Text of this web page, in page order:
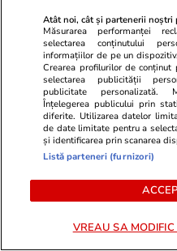
resurse nebănuite, când
impresia că nu vor mai
probleme
Vacanțe și Cultură
Cum să călătoreşti doar
bagajul de mână. Ghid
eficientizarea spaţiului
Atât noi, cât și partenerii noștri
Măsurarea performanței
selectarea conținutului
informațiilor de pe un
Crearea profilurilor de
selectarea publicității
publicitate personalizată.
Înțelegerea publicului prin
diferite. Utilizarea datelor
de date limitate pentru a
și identificarea prin scanarea
Listă parteneri (furnizori)
VREAU SA